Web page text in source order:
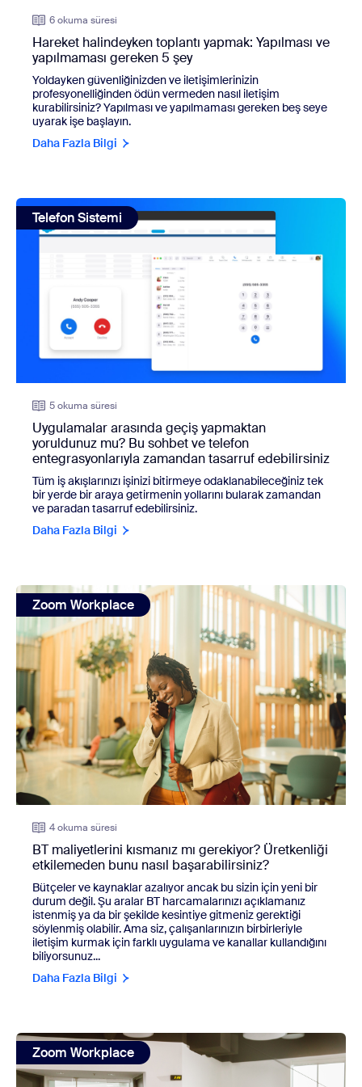
6 okuma süresi
Hareket halindeyken toplantı yapmak: Yapılması ve
yapılmaması gereken 5 şey
Yoldayken güvenliğinizden ve iletişimlerinizin
profesyonelliğinden ödün vermeden nasıl iletişim
kurabilirsiniz? Yapılması ve yapılmaması gereken beş seye
uyarak işe başlayın.
Daha Fazla Bilgi
view: Uygulamalar arasında geçiş yapmaktan
Telefon Sistemi
5 okuma süresi
Uygulamalar arasında geçiş yapmaktan
yoruldunuz mu? Bu sohbet ve telefon
entegrasyonlarıyla zamandan tasarruf edebilirsiniz
Tüm iş akışlarınızı işinizi bitirmeye odaklanabileceğiniz tek
bir yerde bir araya getirmenin yollarını bularak zamandan
ve paradan tasarruf edebilirsiniz.
Daha Fazla Bilgi
view: BT maliyetlerini kısmanız mı gerekiyor? Üretkenliği
Zoom Workplace
4 okuma süresi
BT maliyetlerini kısmanız mı gerekiyor? Üretkenliği
etkilemeden bunu nasıl başarabilirsiniz?
Bütçeler ve kaynaklar azalıyor ancak bu sizin için yeni bir
durum değil. Şu aralar BT harcamalarınızı açıklamanız
istenmiş ya da bir şekilde kesintiye gitmeniz gerektiği
söylenmiş olabilir. Ama siz, çalışanlarınızın birbirleriyle
iletişim kurmak için farklı uygulama ve kanallar kullandığını
biliyorsunuz...
Daha Fazla Bilgi
view: Belirsizlikte yönünüzü bulmak: Zoom daha az
Zoom Workplace